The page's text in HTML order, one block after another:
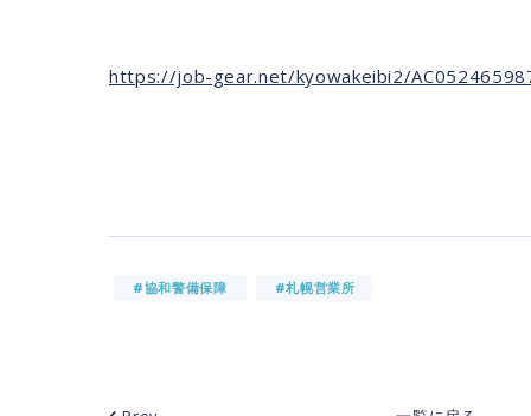
https://job-gear.net/kyowakeibi2/
#協和警備保障 #札幌営業所